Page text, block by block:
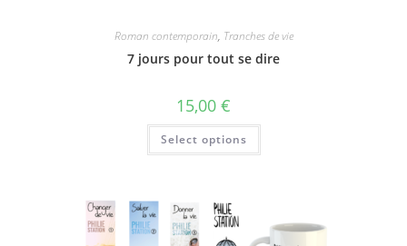
Roman contemporain, Tranches de vie
7 jours pour tout se dire
15,00 €
Select options